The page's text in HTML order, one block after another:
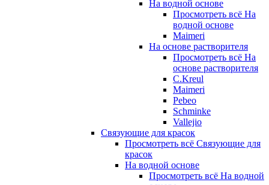
На водной основе
Просмотреть всё На
водной основе
Maimeri
На основе растворителя
Просмотреть всё На
основе растворителя
C.Kreul
Maimeri
Pebeo
Schminke
Vallejio
Связующие для красок
Просмотреть всё Связующие для
красок
На водной основе
Просмотреть всё На водной